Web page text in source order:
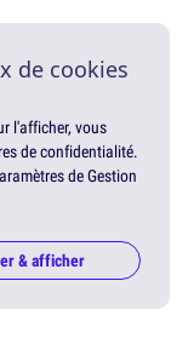
de cookies
l'afficher, vous
de confidentialité.
de Gestion
& afficher